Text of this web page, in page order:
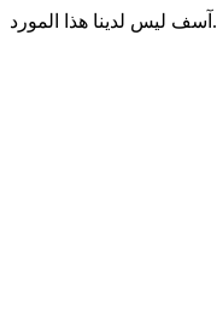
آسف ليس لدينا هذا المورد.